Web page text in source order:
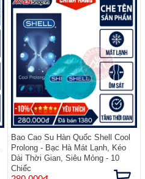
Bao Cao Su Hàn Quốc Shell Cool
Prolong - Bạc Hà Mát Lạnh, Kéo
Dài Thời Gian, Siêu Mỏng - 10
Chiếc​